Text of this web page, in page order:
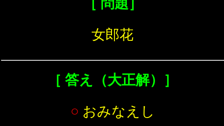
［ 問題］
女郎花
［ 答え（大正解）］
○ おみなえし